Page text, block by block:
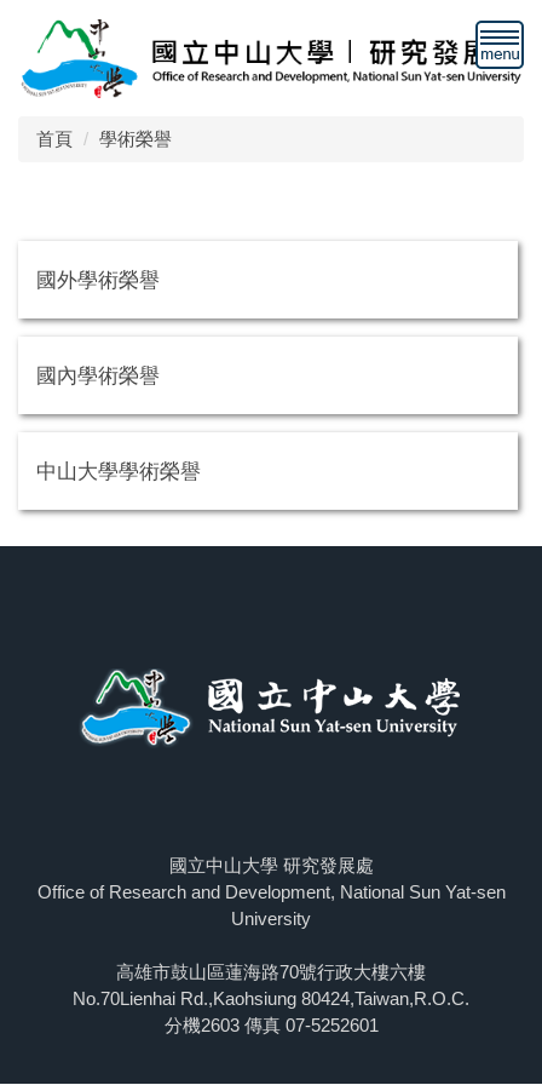
主
要
首頁 學術榮譽
國外學術榮譽
國內學術榮譽
中山大學學術榮譽
國立中山大學 研究發展處
Office of Research and Development, National Sun Yat-sen
University
高雄市鼓山區蓮海路70號行政大樓六樓
No.70Lienhai Rd.,Kaohsiung 80424,Taiwan,R.O.C.
分機2603 傳真 07-5252601